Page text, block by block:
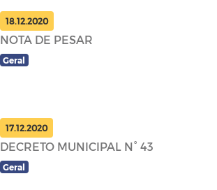
18.12.2020
NOTA DE PESAR
Geral
17.12.2020
DECRETO MUNICIPAL N° 43
Geral